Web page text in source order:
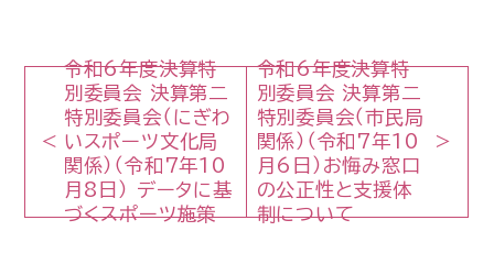
令和6年度決算特
別委員会 決算第二
特別委員会（にぎわ
いスポーツ文化局
関係）（令和7年10
月8日） データに基
づくスポーツ施策
令和6年度決算特
別委員会 決算第二
特別委員会（市民局
関係）（令和7年10
月6日）お悔み窓口
の公正性と支援体
制について